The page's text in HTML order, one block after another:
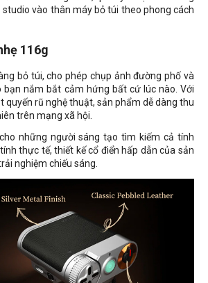
vào thân máy bỏ túi theo phong cách
116g
bỏ túi, cho phép chụp ảnh đường phố và
bạn nắm bắt cảm hứng bất cứ lúc nào. Với
quyến rũ nghệ thuật, sản phẩm dễ dàng thu
trên mạng xã hội.
những người sáng tạo tìm kiếm cả tính
thực tế, thiết kế cổ điển hấp dẫn của sản
nghiệm chiếu sáng.